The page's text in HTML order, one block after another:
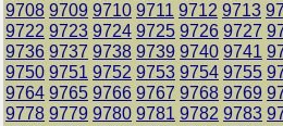
9708 9709 9710 9711 9712 9713
9722 9723 9724 9725 9726 9727
9736 9737 9738 9739 9740 9741
9750 9751 9752 9753 9754 9755
9764 9765 9766 9767 9768 9769
9778 9779 9780 9781 9782 9783